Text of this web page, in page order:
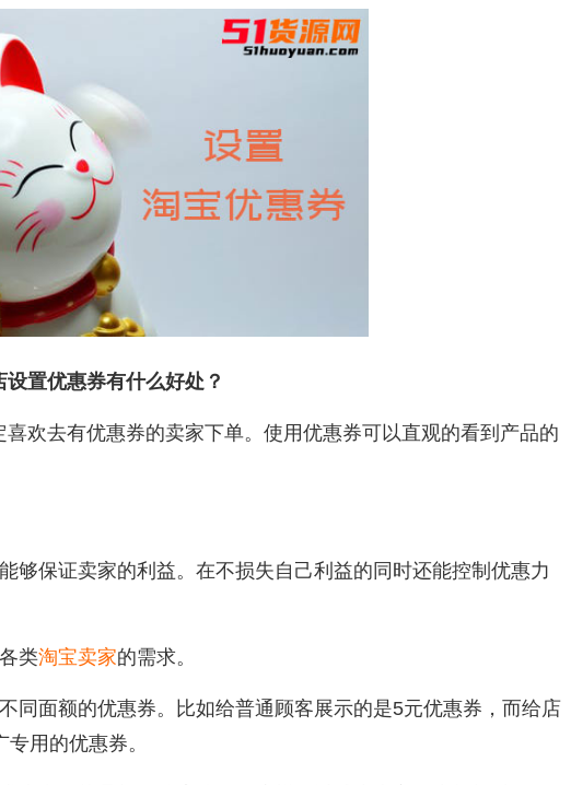
置优惠券有什么好处？
欢去有优惠券的卖家下单。使用优惠券可以直观的看到产品的
够保证卖家的利益。在不损失自己利益的同时还能控制优惠力
类淘宝卖家的需求。
同面额的优惠券。比如给普通顾客展示的是5元优惠券，而给店
用的优惠券。